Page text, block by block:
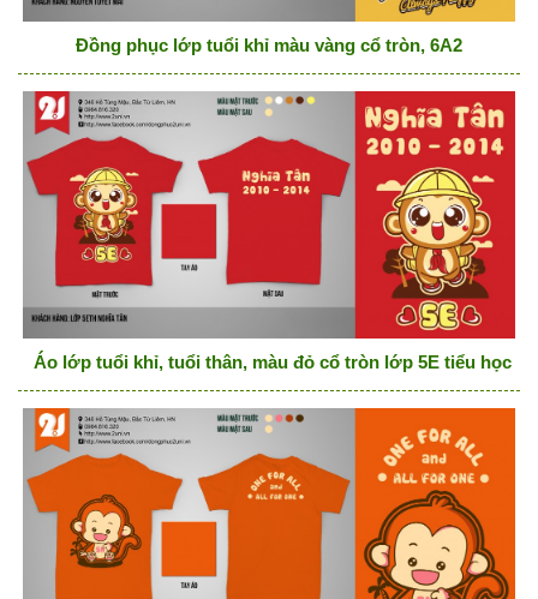
Đồng phục lớp tuổi khỉ màu vàng cổ tròn, 6A2
Áo lớp tuổi khỉ, tuổi thân, màu đỏ cổ tròn lớp 5E tiểu học